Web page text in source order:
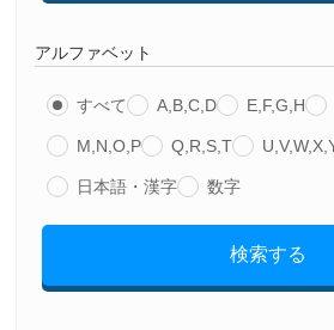
アルファベット
すべて A,B,C,D E,F,G,H
M,N,O,P Q,R,S,T
日本語・漢字 数字
検索する